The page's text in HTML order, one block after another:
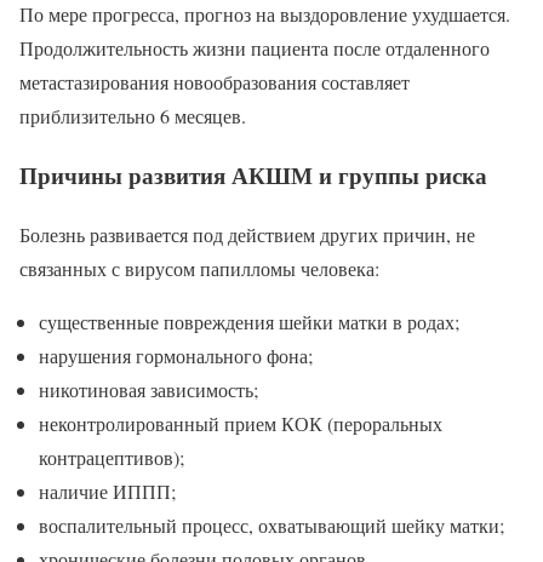
По мере прогресса, прогноз на выздоровление ухудшается.
Продолжительность жизни пациента после отдаленного
метастазирования новообразования составляет
приблизительно 6 месяцев.
Причины развития АКШМ и группы риска
Болезнь развивается под действием других причин, не
связанных с вирусом папилломы человека:
существенные повреждения шейки матки в родах;
нарушения гормонального фона;
никотиновая зависимость;
неконтролированный прием КОК (пероральных
контрацептивов);
наличие ИППП;
воспалительный процесс, охватывающий шейку матки;